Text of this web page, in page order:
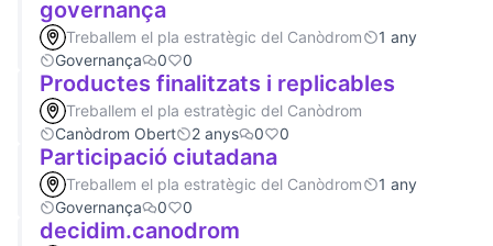
governança
Treballem el pla estratègic del Canòdrom
1 any
Governança
0 0
Productes finalitzats i replicables
Treballem el pla estratègic del Canòdrom
Canòdrom Obert
2 anys 0 0
Participació ciutadana
Treballem el pla estratègic del Canòdrom
1 any
Governança
0 0
decidim.canodrom